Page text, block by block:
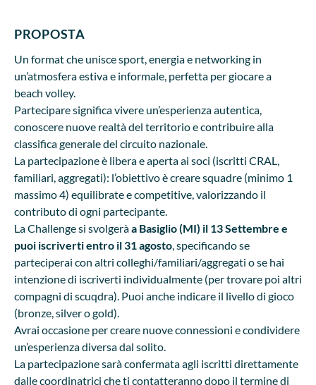
PROPOSTA
Un format che unisce sport, energia e networking in
un’atmosfera estiva e informale, perfetta per giocare a
beach volley.
Partecipare significa vivere un’esperienza autentica,
conoscere nuove realtà del territorio e contribuire alla
classifica generale del circuito nazionale.
La partecipazione è libera e aperta ai soci (iscritti CRAL,
familiari, aggregati): l’obiettivo è creare squadre (minimo 1
massimo 4) equilibrate e competitive, valorizzando il
contributo di ogni partecipante.
La Challenge si svolgeràa Basiglio (MI) il 13 Settembre e
puoi iscriverti entro il 31 agosto, specificando se
parteciperai con altri colleghi/familiari/aggregati o se hai
intenzione di iscriverti individualmente (per trovare poi altri
compagni di scuqdra). Puoi anche indicare il livello di gioco
(bronze, silver o gold).
Avrai occasione per creare nuove connessioni e condividere
un’esperienza diversa dal solito.
La partecipazione sarà confermata agli iscritti direttamente
dalle coordinatrici che ti contatteranno dopo il termine di